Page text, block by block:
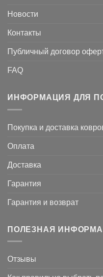
Новости
Контакты
Публичный договор
FAQ
ИНФОРМАЦИЯ ДЛЯ
Покупка и доставка
Оплата
Доставка
Гарантия
Гарантия и возврат
ПОЛЕЗНАЯ
Отзывы